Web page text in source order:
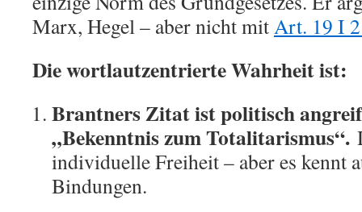
Marx, Hegel – aber nicht mitArt. 19 I
Die wortlautzentrierte Wahrheit ist:
Brantners Zitat ist politisch
„Bekenntnis zum Totalitarismus“.
individuelle Freiheit – aber es kennt
Bindungen.